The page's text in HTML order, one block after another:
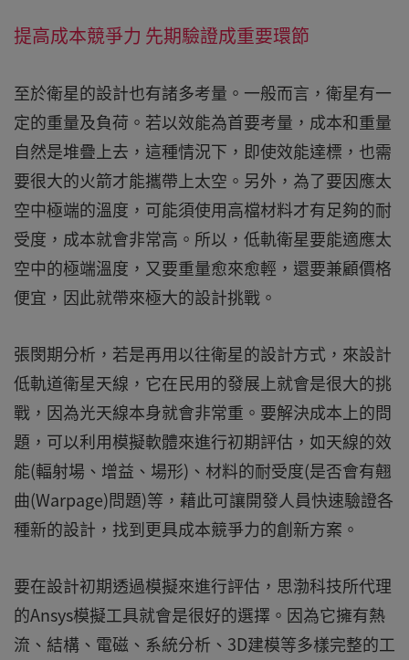
提高成本競爭力 先期驗證成重要環節
至於衛星的設計也有諸多考量。一般而言，衛星有一
定的重量及負荷。若以效能為首要考量，成本和重量
自然是堆疊上去，這種情況下，即使效能達標，也需
要很大的火箭才能攜帶上太空。另外，為了要因應太
空中極端的溫度，可能須使用高檔材料才有足夠的耐
受度，成本就會非常高。所以，低軌衛星要能適應太
空中的極端溫度，又要重量愈來愈輕，還要兼顧價格
便宜，因此就帶來極大的設計挑戰。
張閔期分析，若是再用以往衛星的設計方式，來設計
低軌道衛星天線，它在民用的發展上就會是很大的挑
戰，因為光天線本身就會非常重。要解決成本上的問
題，可以利用模擬軟體來進行初期評估，如天線的效
能(輻射場、增益、場形)、材料的耐受度(是否會有翹
曲(Warpage)問題)等，藉此可讓開發人員快速驗證各
種新的設計，找到更具成本競爭力的創新方案。
要在設計初期透過模擬來進行評估，思渤科技所代理
的Ansys模擬工具就會是很好的選擇。因為它擁有熱
流、結構、電磁、系統分析、3D建模等多樣完整的工